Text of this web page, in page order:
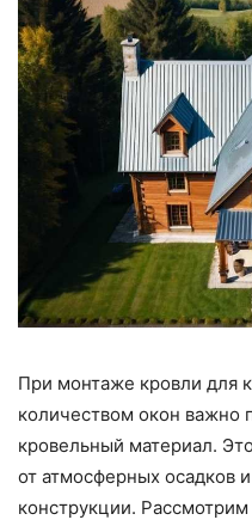
При монтаже кровли для
количеством окон важно
кровельный материал.
от атмосферных осадков
конструкции.